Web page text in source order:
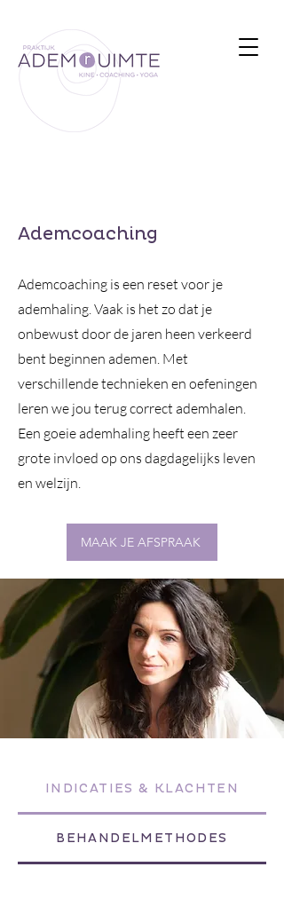
Ademcoaching
Ademcoaching is een reset voor je
ademhaling. Vaak is het zo dat je
onbewust door de jaren heen verkeerd
bent beginnen ademen. Met
verschillende technieken en oefeningen
leren we jou terug correct ademhalen.
Een goeie ademhaling heeft een zeer
grote invloed op ons dagdagelijks leven
en welzijn.
MAAK JE AFSPRAAK
INDICATIES & KLACHTEN
BEHANDELMETHODES